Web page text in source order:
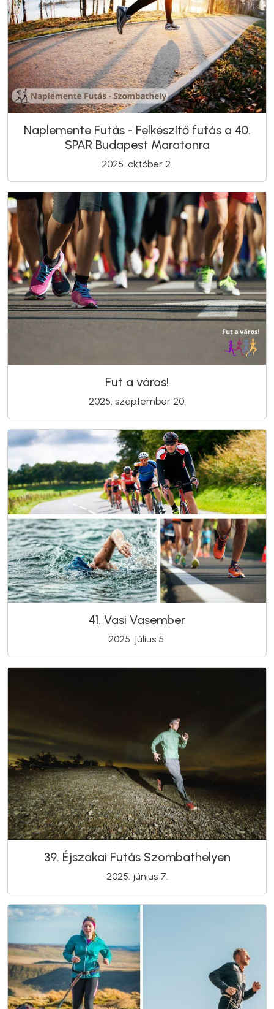
Naplemente Futás - Felkészítő futás a 40.
SPAR Budapest Maratonra
2025. október 2.
Fut a város!
2025. szeptember 20.
41. Vasi Vasember
2025. július 5.
39. Éjszakai Futás Szombathelyen
2025. június 7.